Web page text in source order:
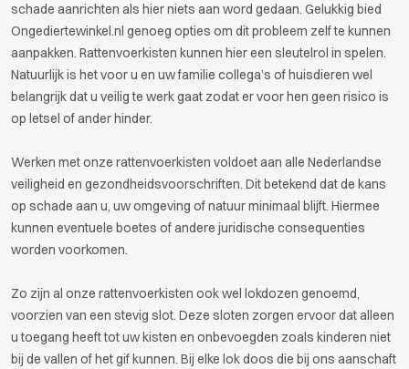
schade aanrichten als hier niets aan word gedaan. Gelukkig bied
Ongediertewinkel.nl genoeg opties om dit probleem zelf te kunnen
aanpakken. Rattenvoerkisten kunnen hier een sleutelrol in spelen.
Natuurlijk is het voor u en uw familie collega’s of huisdieren wel
belangrijk dat u veilig te werk gaat zodat er voor hen geen risico is
op letsel of ander hinder.
Werken met onze rattenvoerkisten voldoet aan alle Nederlandse
veiligheid en gezondheidsvoorschriften. Dit betekend dat de kans
op schade aan u, uw omgeving of natuur minimaal blijft. Hiermee
kunnen eventuele boetes of andere juridische consequenties
worden voorkomen.
Zo zijn al onze rattenvoerkisten ook wel lokdozen genoemd,
voorzien van een stevig slot. Deze sloten zorgen ervoor dat alleen
u toegang heeft tot uw kisten en onbevoegden zoals kinderen niet
bij de vallen of het gif kunnen. Bij elke lok doos die bij ons aanschaft